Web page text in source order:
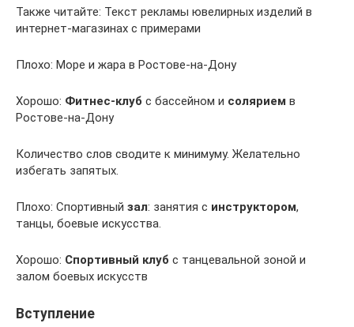
Также читайте: Текст рекламы ювелирных изделий в
интернет-магазинах с примерами
Плохо: Море и жара в Ростове-на-Дону
Хорошо: Фитнес-клуб с бассейном и солярием в
Ростове-на-Дону
Количество слов сводите к минимуму. Желательно
избегать запятых.
Плохо: Спортивный зал: занятия с инструктором,
танцы, боевые искусства.
Хорошо: Спортивный клуб с танцевальной зоной и
залом боевых искусств
Вступление